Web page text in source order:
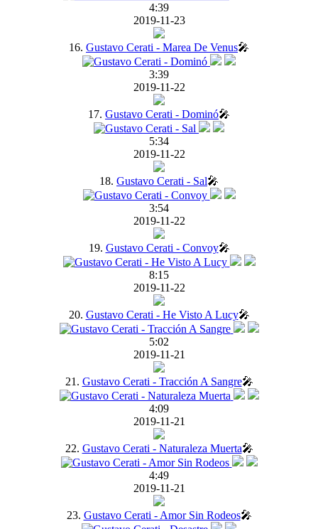
4:39
2019-11-23
16. Gustavo Cerati - Marea De Venus🎤
3:39
2019-11-22
17. Gustavo Cerati - Dominó🎤
5:34
2019-11-22
18. Gustavo Cerati - Sal🎤
3:54
2019-11-22
19. Gustavo Cerati - Convoy🎤
8:15
2019-11-22
20. Gustavo Cerati - He Visto A Lucy🎤
5:02
2019-11-21
21. Gustavo Cerati - Tracción A Sangre🎤
4:09
2019-11-21
22. Gustavo Cerati - Naturaleza Muerta🎤
4:49
2019-11-21
23. Gustavo Cerati - Amor Sin Rodeos🎤